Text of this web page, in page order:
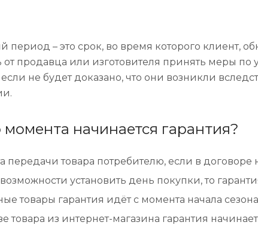
период – это срок, во время которого клиент,
от продавца или изготовителя принять меры
если не будет доказано, что они возникли
момента начинается гарантия?
передачи товара потребителю, если в договоре
установить день покупки, то
товары гарантия идёт с момента начала
товара из интернет-магазина гарантия